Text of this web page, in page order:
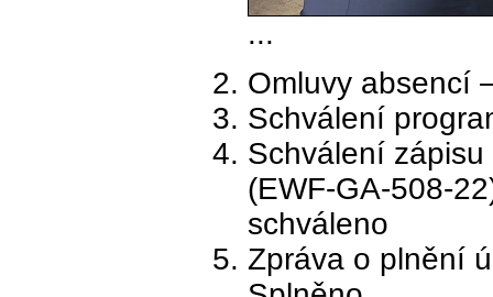
...
Omluvy absencí
Schválení
Schválení
(EWF-GA-508-
schváleno
Zpráva o plnění